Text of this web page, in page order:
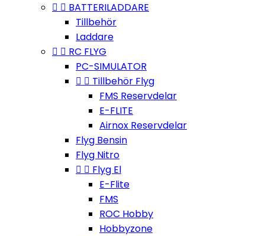
  BATTERILADDARE
Tillbehör
Laddare
  RC FLYG
PC-SIMULATOR
  Tillbehör Flyg
FMS Reservdelar
E-FLITE
Airnox Reservdelar
Flyg Bensin
Flyg Nitro
  Flyg El
E-Flite
FMS
ROC Hobby
Hobbyzone